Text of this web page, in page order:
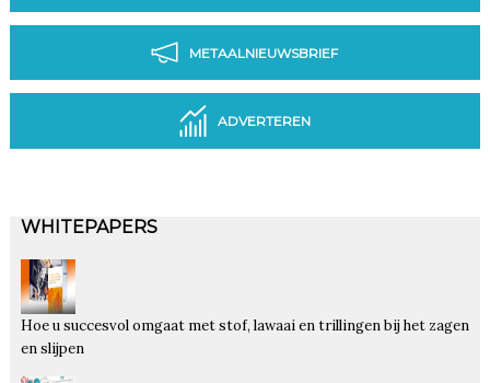
METAALNIEUWSBRIEF
ADVERTEREN
WHITEPAPERS
Hoe u succesvol omgaat met stof, lawaai en trillingen bij het zagen
en slijpen